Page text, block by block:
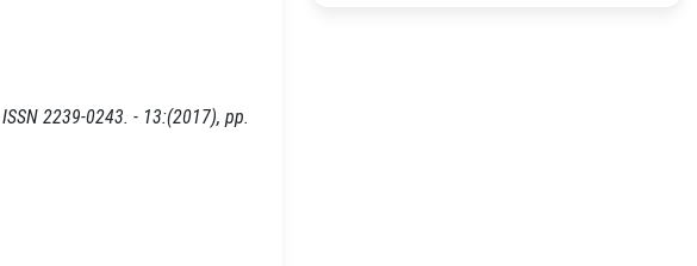
2239-0243. - 13:(2017), pp.